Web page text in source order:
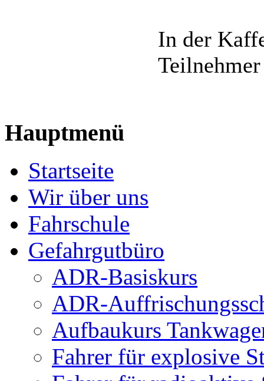
In der
Hauptmenü
Startseite
Wir über uns
Fahrschule
Gefahrgutbüro
ADR-Basiskurs
ADR-
Aufbaukurs
Fahrer für explosive